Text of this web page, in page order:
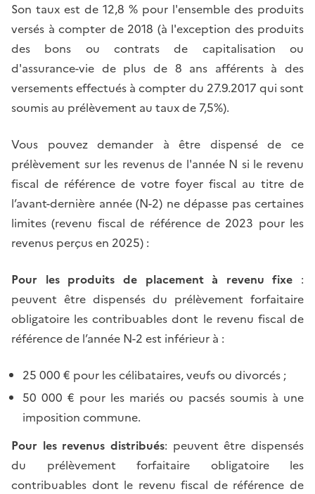
Son taux est de 12,8 % pour l'ensemble des produits
versés à compter de 2018 (à l'exception des produits
des bons ou contrats de capitalisation ou
d'assurance-vie de plus de 8 ans afférents à des
versements effectués à compter du 27.9.2017 qui sont
soumis au prélèvement au taux de 7,5%).
Vous pouvez demander à être dispensé de ce
prélèvement sur les revenus de l'année N si le revenu
fiscal de référence de votre foyer fiscal au titre de
l’avant-dernière année (N-2) ne dépasse pas certaines
limites (revenu fiscal de référence de 2023 pour les
revenus perçus en 2025) :
Pour les produits de placement à revenu fixe :
peuvent être dispensés du prélèvement forfaitaire
obligatoire les contribuables dont le revenu fiscal de
référence de l’année N-2 est inférieur à :
25 000 € pour les célibataires, veufs ou divorcés ;
50 000 € pour les mariés ou pacsés soumis à une
imposition commune.
Pour les revenus distribués: peuvent être dispensés
du prélèvement forfaitaire obligatoire les
contribuables dont le revenu fiscal de référence de